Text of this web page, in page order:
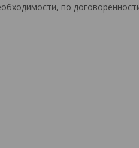
по